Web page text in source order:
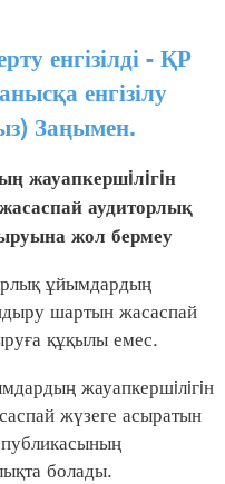
енгізілді - ҚР
енгізілу
Заңымен.
жауапкершiлiгiн
аудиторлық
жол бермеу
ұйымдардың
шартын жасаспай
құқылы емес.
жауапкершiлiгiн
жүзеге асыратын
болады.